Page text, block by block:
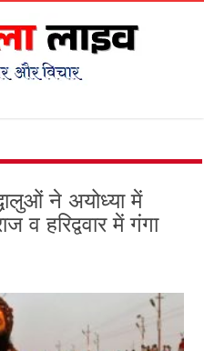
ने अयोध्या में
व हरिद्ववार में गंगा